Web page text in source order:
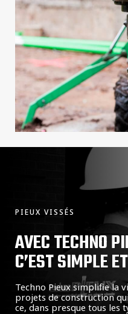
PIEUX VISSÉS
AVEC TECHNO
C’EST SIMPLE
Techno Pieux simplifie la
projets de construction
ce, dans presque tous les